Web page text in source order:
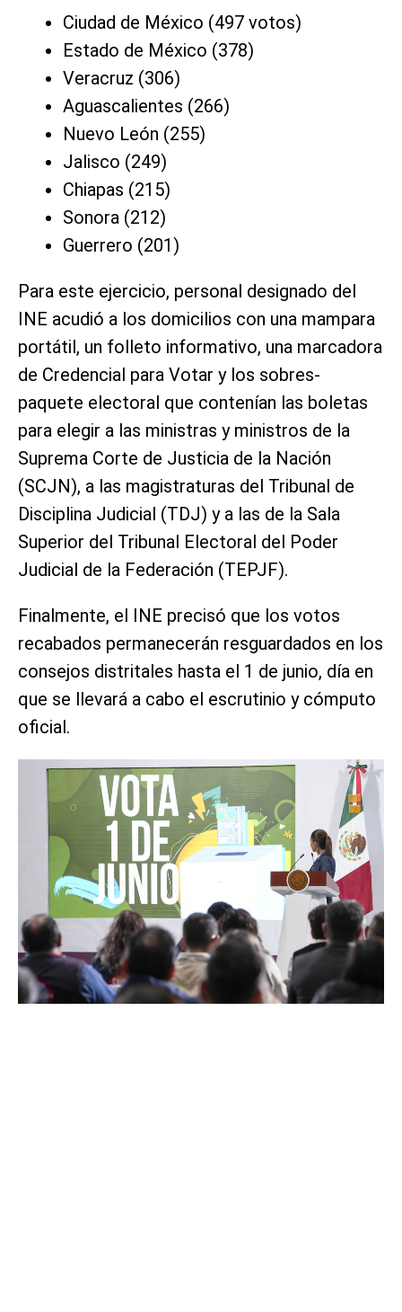
Ciudad de México (497 votos)
Estado de México (378)
Veracruz (306)
Aguascalientes (266)
Nuevo León (255)
Jalisco (249)
Chiapas (215)
Sonora (212)
Guerrero (201)
Para este ejercicio, personal designado del
INE acudió a los domicilios con una mampara
portátil, un folleto informativo, una marcadora
de Credencial para Votar y los sobres-
paquete electoral que contenían las boletas
para elegir a las ministras y ministros de la
Suprema Corte de Justicia de la Nación
(SCJN), a las magistraturas del Tribunal de
Disciplina Judicial (TDJ) y a las de la Sala
Superior del Tribunal Electoral del Poder
Judicial de la Federación (TEPJF).
Finalmente, el INE precisó que los votos
recabados permanecerán resguardados en los
consejos distritales hasta el 1 de junio, día en
que se llevará a cabo el escrutinio y cómputo
oficial.